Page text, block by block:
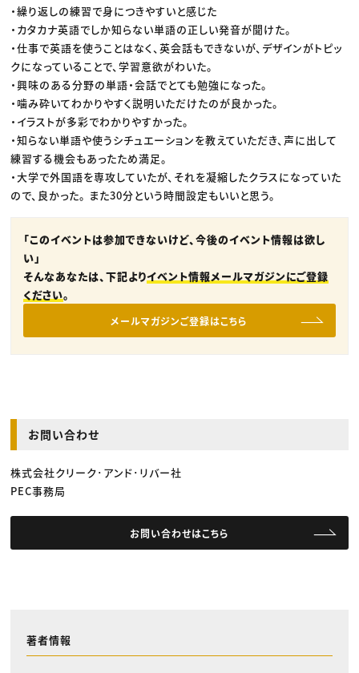
・繰り返しの練習で身につきやすいと感じた
・カタカナ英語でしか知らない単語の正しい発音が聞けた。
・仕事で英語を使うことはなく、英会話もできないが、デザインがトピッ
クになっていることで、学習意欲がわいた。
・興味のある分野の単語・会話でとても勉強になった。
・噛み砕いてわかりやすく説明いただけたのが良かった。
・イラストが多彩でわかりやすかった。
・知らない単語や使うシチュエーションを教えていただき、声に出して
練習する機会もあったため満足。
・大学で外国語を専攻していたが、それを凝縮したクラスになっていた
ので、良かった。 また30分という時間設定もいいと思う。
「このイベントは参加できないけど、今後のイベント情報は欲し
い」
そんなあなたは、下記よりイベント情報メールマガジンにご登録
ください。
メールマガジンご登録はこちら
お問い合わせ
株式会社クリーク･アンド･リバー社
PEC事務局
お問い合わせはこちら
著者情報